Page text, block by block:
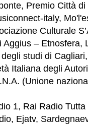
Premio Città
italy,
Culturale
–
studi di
Italiana degli
(Unione
1, Rai Radio Tutta
Ejatv,